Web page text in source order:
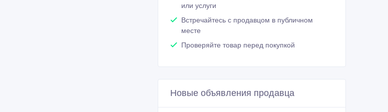
или услуги
Встречайтесь с продавцом в публичном
месте
Проверяйте товар перед покупкой
Новые объявления продавца